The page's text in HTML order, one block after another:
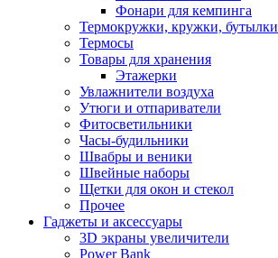
Фонари для кемпинга
Термокружки, кружки, бутылки
Термосы
Товары для хранения
Этажерки
Увлажнители воздуха
Утюги и отпариватели
Фитосветильники
Часы-будильники
Швабры и веники
Швейные наборы
Щетки для окон и стекол
Прочее
Гаджеты и аксессуары
3D экраны увеличители
Power Bank